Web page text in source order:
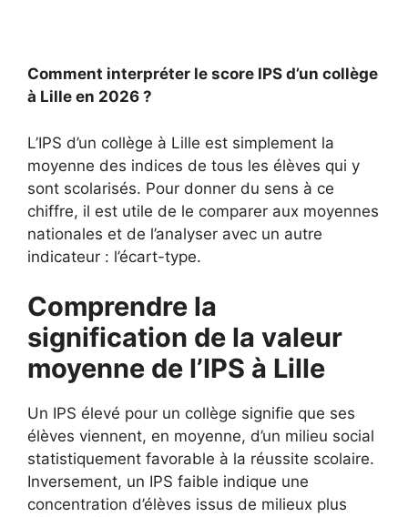
Comment interpréter le score IPS d’un collège
à Lille en 2026 ?
L’IPS d’un collège à Lille est simplement la
moyenne des indices de tous les élèves qui y
sont scolarisés. Pour donner du sens à ce
chiffre, il est utile de le comparer aux moyennes
nationales et de l’analyser avec un autre
indicateur : l’écart-type.
Comprendre la
signification de la valeur
moyenne de l’IPS à Lille
Un IPS élevé pour un collège signifie que ses
élèves viennent, en moyenne, d’un milieu social
statistiquement favorable à la réussite scolaire.
Inversement, un IPS faible indique une
concentration d’élèves issus de milieux plus